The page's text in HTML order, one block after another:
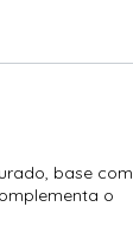
base com
o